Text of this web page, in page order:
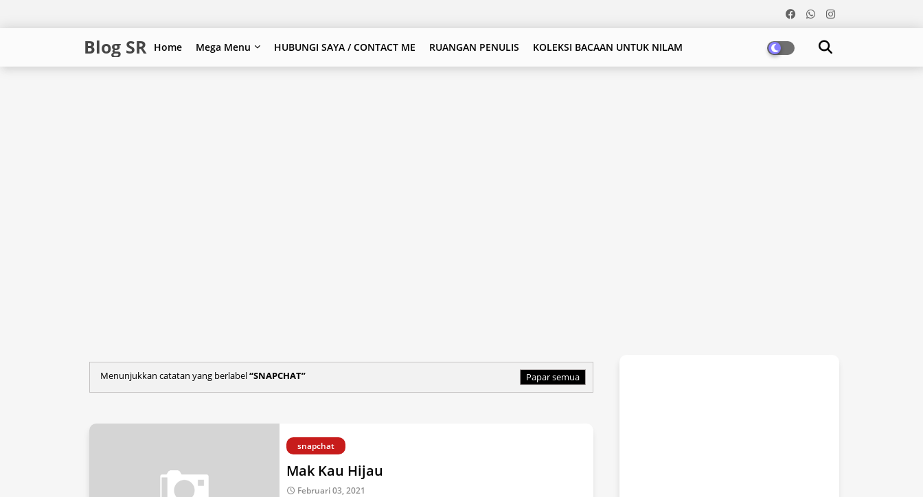
Blog SR Home Mega Menu HUBUNGI SAYA / CONTACT ME RUANGAN PENULIS KOLEKSI BACAAN UNTUK NILAM
Menunjukkan catatan yang berlabel SNAPCHAT Papar semua
snapchat
Mak Kau Hijau
Februari 03, 2021